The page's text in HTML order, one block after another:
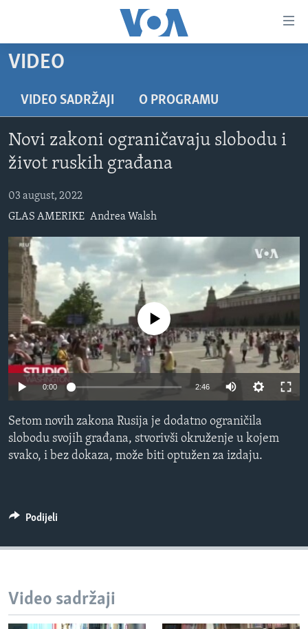
glavni
Pređi
na
glavnu
navigaciju
Idi
pretragu
VIDEO
VIJESTI
SJEDINJENE AMERIČKE DRŽAVE
BOSNA I HERCEGOVINA
SVIJET
NAUKA I TEHNOLOGIJA
SPECIJALNI PROJEKTI
KORUPCIJA
SLOBODA MEDIJA
ŽENSKA STRANA
IZBJEGLIČKA STRANA
MAGAZIN
O GLASU AMERIKE
Learning English
PRATITE NAS
VIDEO
VIDEO SADRŽAJI O PROGRAMU
Novi zakoni ograničavaju slobodu i
život ruskih građana
03 august, 2022
GLAS AMERIKE Andrea Walsh
No media source currently available
0:00 2:46
Setom novih zakona Rusija je dodatno ograničila
slobodu svojih građana, stvorivši okruženje u kojem
svako, i bez dokaza, može biti optužen za izdaju.
Podijeli
Video sadržaji